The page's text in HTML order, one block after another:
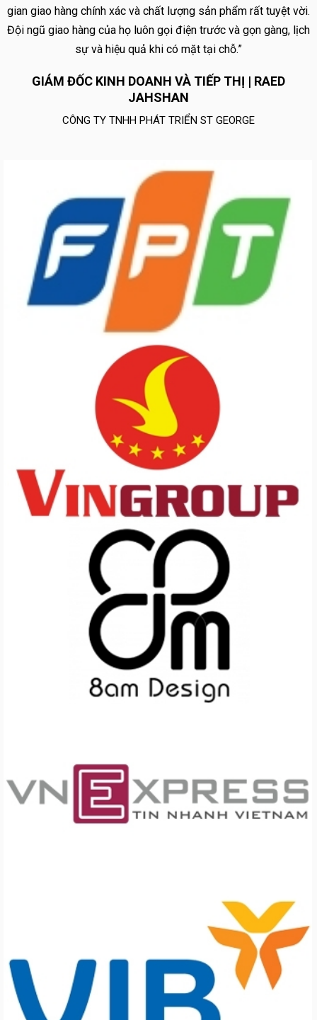
gian giao hàng chính xác và chất lượng sản phẩm rất tuyệt vời.
Đội ngũ giao hàng của họ luôn gọi điện trước và gọn gàng, lịch
sự và hiệu quả khi có mặt tại chỗ.”
GIÁM ĐỐC KINH DOANH VÀ TIẾP THỊ | RAED
JAHSHAN
CÔNG TY TNHH PHÁT TRIỂN ST GEORGE